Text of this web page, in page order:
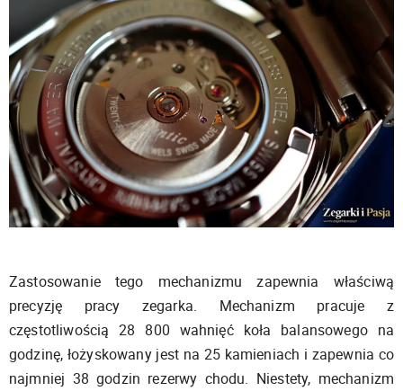
Zastosowanie tego mechanizmu zapewnia właściwą
precyzję pracy zegarka. Mechanizm pracuje z
częstotliwością 28 800 wahnięć koła balansowego na
godzinę, łożyskowany jest na 25 kamieniach i zapewnia co
najmniej 38 godzin rezerwy chodu. Niestety, mechanizm